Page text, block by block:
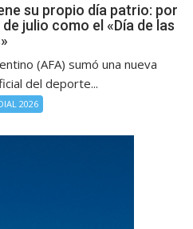
su propio día patrio: por
julio como el «Día de las
(AFA) sumó una nueva
del deporte...
2026